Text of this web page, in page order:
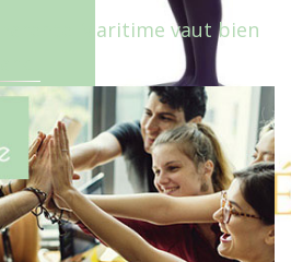
Maritime vaut bien